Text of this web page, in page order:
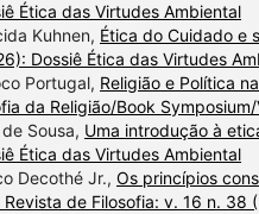
Ética das Virtudes Ambiental
Kuhnen, Ética do Cuidado e
Dossiê Ética das Virtudes
Portugal, Religião e Política
da Religião/Book Symposium/
Sousa, Uma introdução à
Ética das Virtudes Ambiental
Decothé Jr., Os princípios
de Filosofia: v. 16 n. 38